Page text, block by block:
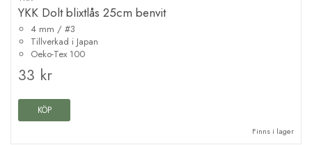
YKK Dolt blixtlås 25cm benvit
4 mm / #3
Tillverkad i Japan
Oeko-Tex 100
33 kr
KÖP
Finns i lager